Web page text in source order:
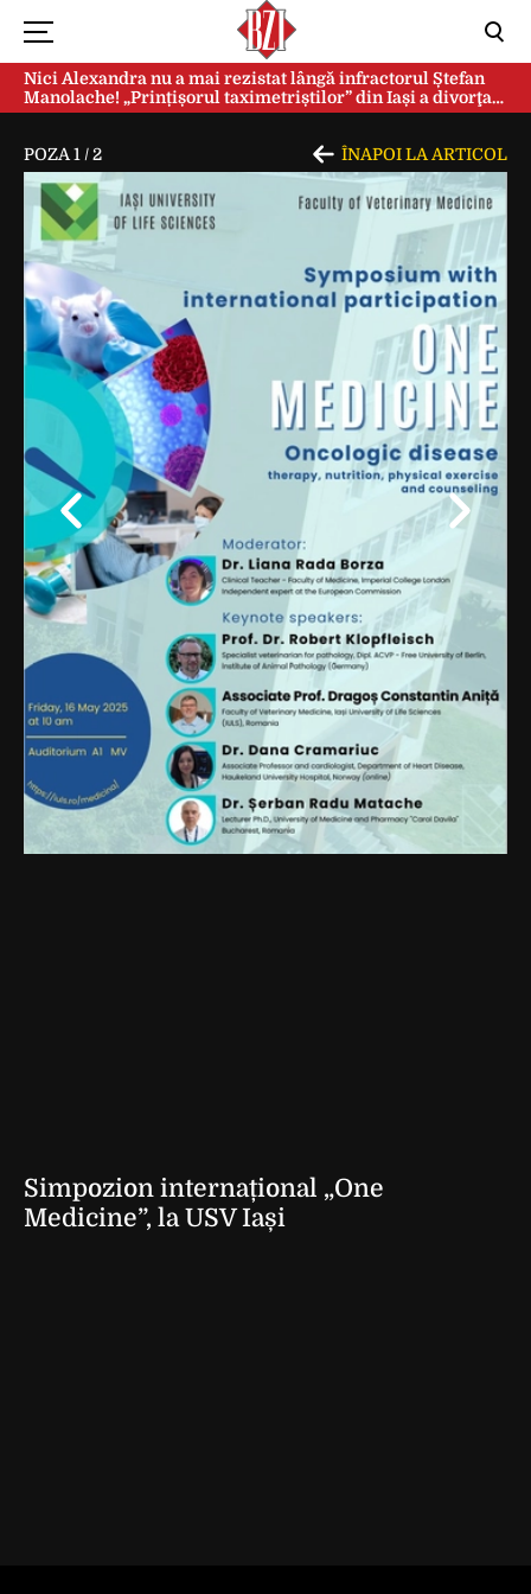
Nici Alexandra nu a mai rezistat lângă infractorul Ștefan
Manolache! „Prințișorul taximetriștilor” din Iași a divorţat
după doi ani de căsnicie
POZA 1 /2 ÎNAPOI LA ARTICOL
Simpozion internațional „One
Medicine”, la USV Iași